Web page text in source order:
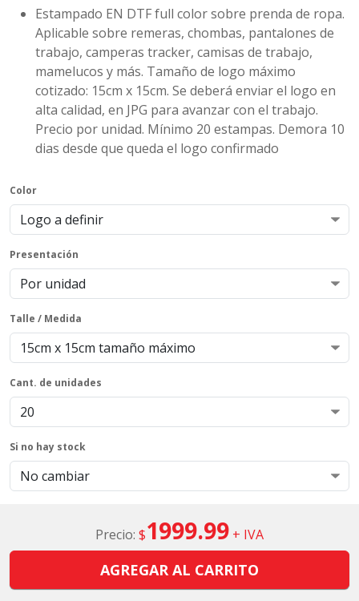
Estampado EN DTF full color sobre prenda de ropa.
Aplicable sobre remeras, chombas, pantalones de
trabajo, camperas tracker, camisas de trabajo,
mamelucos y más. Tamaño de logo máximo
cotizado: 15cm x 15cm. Se deberá enviar el logo en
alta calidad, en JPG para avanzar con el trabajo.
Precio por unidad. Mínimo 20 estampas. Demora 10
dias desde que queda el logo confirmado
Color
Presentación
Talle / Medida
Cant. de unidades
Si no hay stock
Precio: $1999.99 + IVA
AGREGAR AL CARRITO